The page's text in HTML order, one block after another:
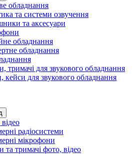
обладнання
та системи озвучення
та аксесуари
обладнання
обладнання
тримачі для звукового обладнання
кейси для звукового обладнання
радіосистеми
мікрофони
та тримачі фото, відео